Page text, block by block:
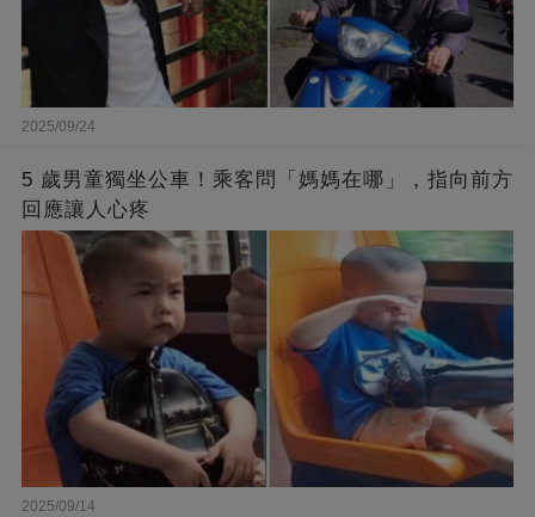
2025/09/24
5 歲男童獨坐公車！乘客問「媽媽在哪」，指向前方
回應讓人心疼
2025/09/14